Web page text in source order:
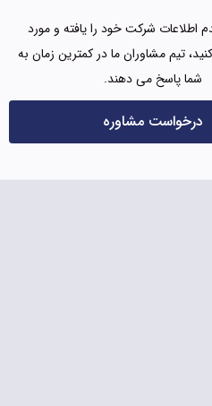
اطلاعات شرکت خود را یافته و مورد
تیم مشاوران ما در کمترین زمان به
شما پاسخ می دهند.
درخواست مشاوره